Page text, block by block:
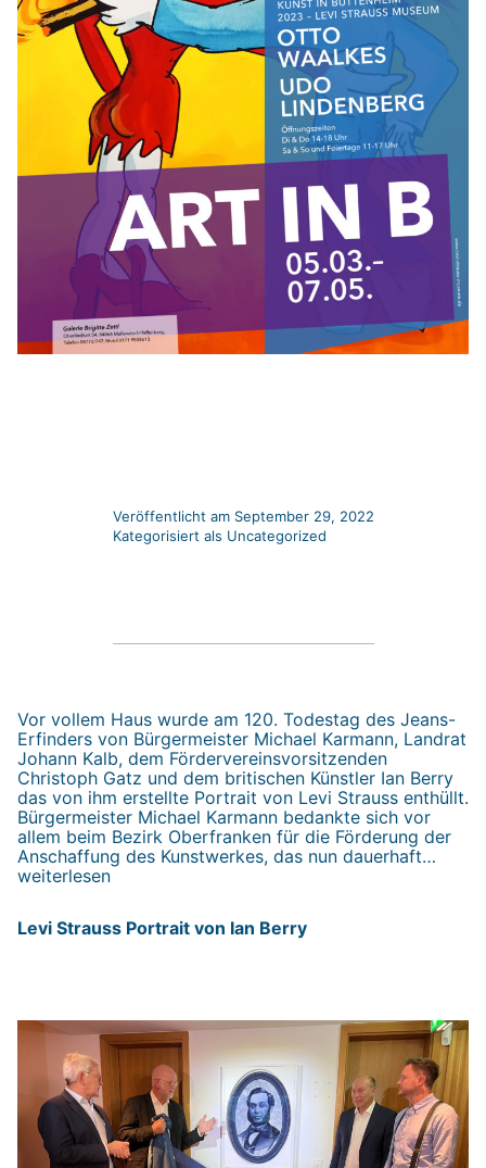
Levi Strauss Portrait von Ian Berry
Vor vollem Haus wurde am 120. Todestag des Jeans-
Erfinders von Bürgermeister Michael Karmann, Landrat
Johann Kalb, dem Fördervereinsvorsitzenden
Christoph Gatz und dem britischen Künstler Ian Berry
das von ihm erstellte Portrait von Levi Strauss enthüllt.
Bürgermeister Michael Karmann bedankte sich vor
allem beim Bezirk Oberfranken für die Förderung der
Anschaffung des Kunstwerkes, das nun dauerhaft…
weiterlesen
Veröffentlicht am September 29, 2022
Kategorisiert als Uncategorized